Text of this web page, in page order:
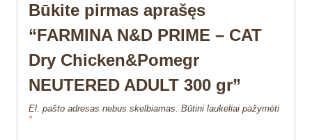
Būkite pirmas aprašęs
“FARMINA N&D PRIME – CAT
Dry Chicken&Pomegr
NEUTERED ADULT 300 gr”
El. pašto adresas nebus skelbiamas. Būtini laukeliai pažymėti
*